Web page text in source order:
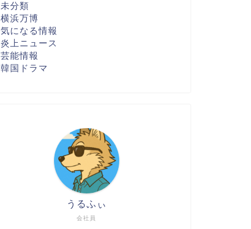
未分類
横浜万博
気になる情報
炎上ニュース
芸能情報
韓国ドラマ
会社員
うるふぃ